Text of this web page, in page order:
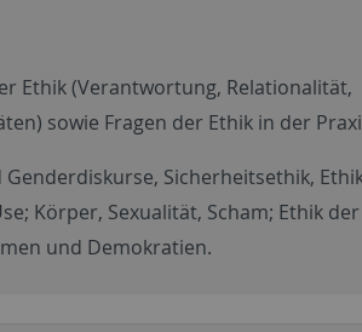
Ethik (Verantwortung, Relationalität,
sowie Fragen der Ethik in der
Sicherheitsethik,
Körper, Sexualität, Scham; Ethik der
und Demokratien.